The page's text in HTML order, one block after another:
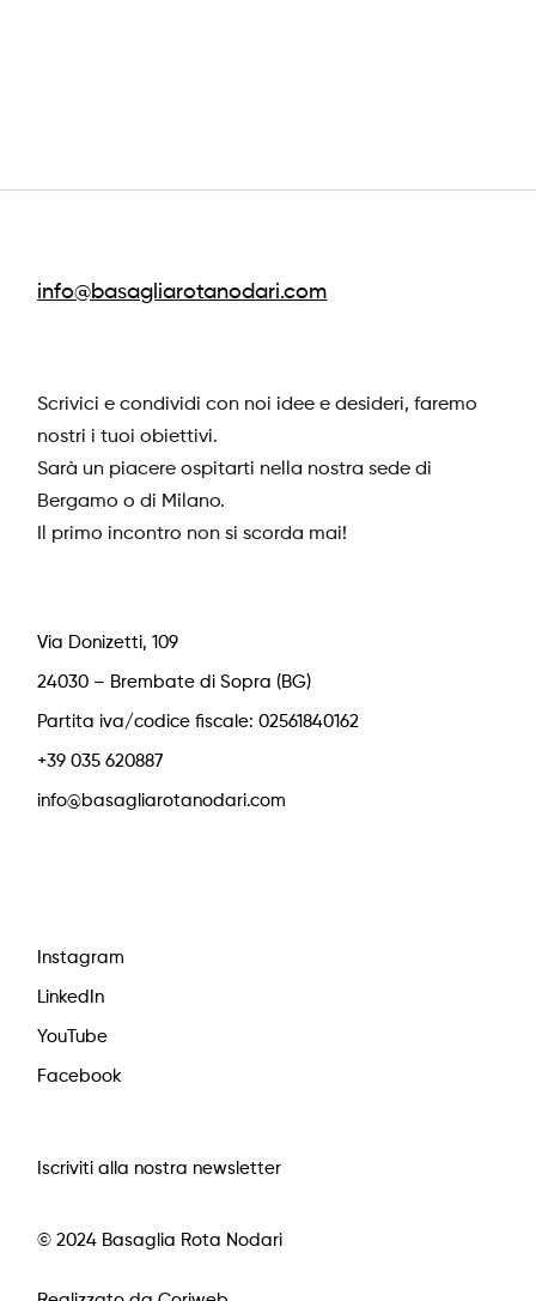
info@basagliarotanodari.com
Scrivici e condividi con noi idee e desideri, faremo
nostri i tuoi obiettivi.
Sarà un piacere ospitarti nella nostra sede di
Bergamo o di Milano.
Il primo incontro non si scorda mai!
Via Donizetti, 109
24030 – Brembate di Sopra (BG)
Partita iva/codice fiscale: 02561840162
+39 035 620887
info@basagliarotanodari.com
Instagram
LinkedIn
YouTube
Facebook
Iscriviti alla nostra newsletter
© 2024 Basaglia Rota Nodari